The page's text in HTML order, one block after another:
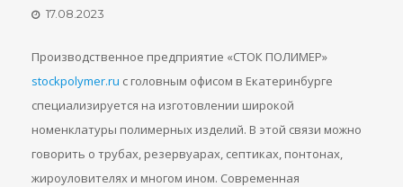
17.08.2023
Производственное предприятие «СТОК ПОЛИМЕР»
stockpolymer.ru с головным офисом в Екатеринбурге
специализируется на изготовлении широкой
номенклатуры полимерных изделий. В этой связи можно
говорить о трубах, резервуарах, септиках, понтонах,
жироуловителях и многом ином. Современная